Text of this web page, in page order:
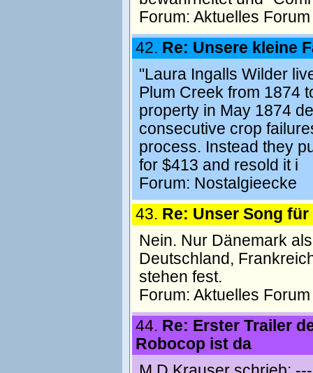
Forum: Aktuelles Forum
42. Re: Unsere kleine
"Laura Ingalls Wilder
Plum Creek from 1874
property in May 1874
consecutive crop
process. Instead they
for $413 and resold it i
Forum: Nostalgieecke
43. Re: Unser Song
Nein. Nur Dänemark
Deutschland,
stehen fest.
Forum: Aktuelles Forum
44. Re: Erster Trailer
Robocop ist da